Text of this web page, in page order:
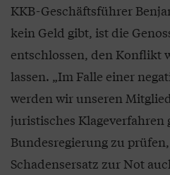
KKB-Geschäftsführer
kein Geld gibt, ist die
entschlossen, den Konflikt
lassen. „Im Falle einer
werden wir unseren
juristisches Klageverfahren
Bundesregierung zu
Schadensersatz zur Not